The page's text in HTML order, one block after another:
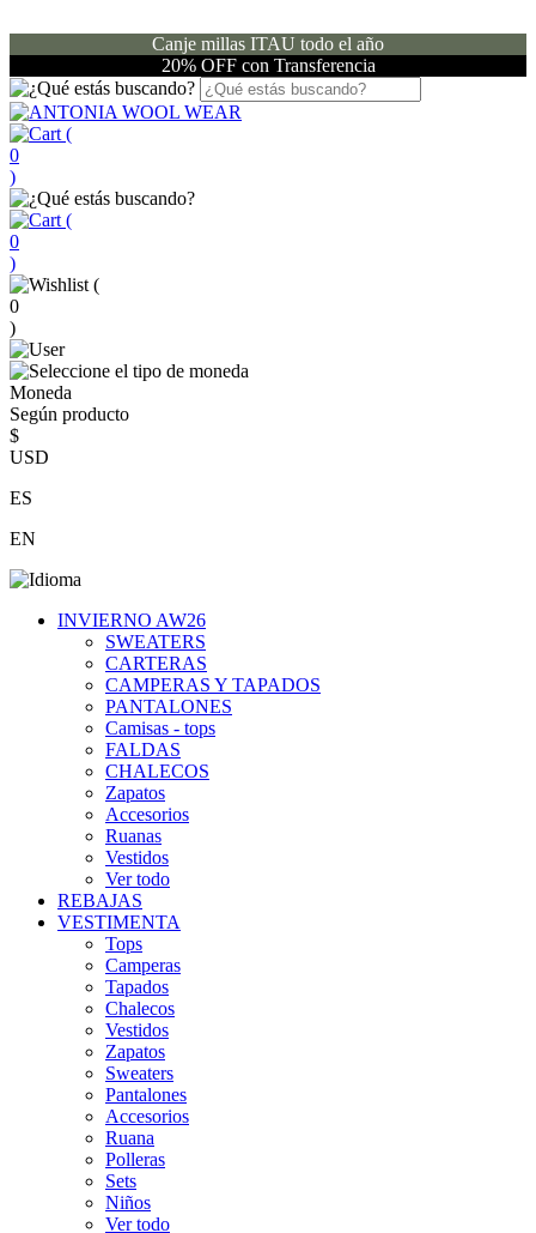
Canje millas ITAU todo el año
20% OFF con Transferencia
(
0
)
(
0
)
(
0
)
Moneda
Según producto
$
USD
ES
EN
INVIERNO AW26
SWEATERS
CARTERAS
CAMPERAS Y TAPADOS
PANTALONES
Camisas - tops
FALDAS
CHALECOS
Zapatos
Accesorios
Ruanas
Vestidos
Ver todo
REBAJAS
VESTIMENTA
Tops
Camperas
Tapados
Chalecos
Vestidos
Zapatos
Sweaters
Pantalones
Accesorios
Ruana
Polleras
Sets
Niños
Ver todo